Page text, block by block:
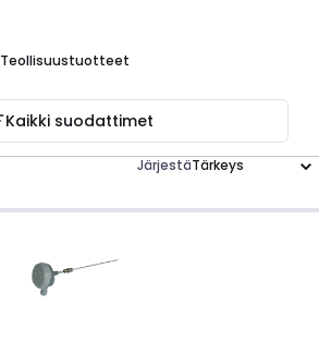
Teollisuustuotteet
Kaikki suodattimet
Järjestä